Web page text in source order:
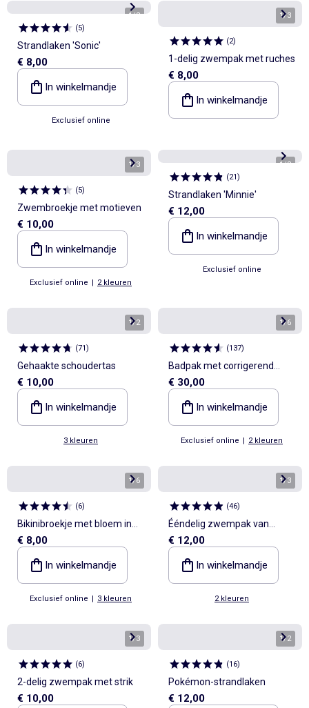
1/2
(5)
Strandlaken 'Sonic'
€ 8,00
In winkelmandje
Exclusief online
1/3
(2)
1-delig zwempak met ruches
€ 8,00
In winkelmandje
1/3
(5)
Zwembroekje met motieven
€ 10,00
In winkelmandje
Exclusief online | 2 kleuren
1/2
(21)
Strandlaken 'Minnie'
€ 12,00
In winkelmandje
Exclusief online
1/2
(71)
Gehaakte schoudertas
€ 10,00
In winkelmandje
3 kleuren
1/6
(137)
Badpak met corrigerend
effect
€ 30,00
In winkelmandje
Exclusief online | 2 kleuren
1/6
(6)
Bikinibroekje met bloem in
reliëf
€ 8,00
In winkelmandje
Exclusief online | 3 kleuren
1/3
(46)
Ééndelig zwempak van
glanzende stof
€ 12,00
In winkelmandje
2 kleuren
1/3
(6)
2-delig zwempak met strik
€ 10,00
1/2
(16)
Pokémon-strandlaken
€ 12,00